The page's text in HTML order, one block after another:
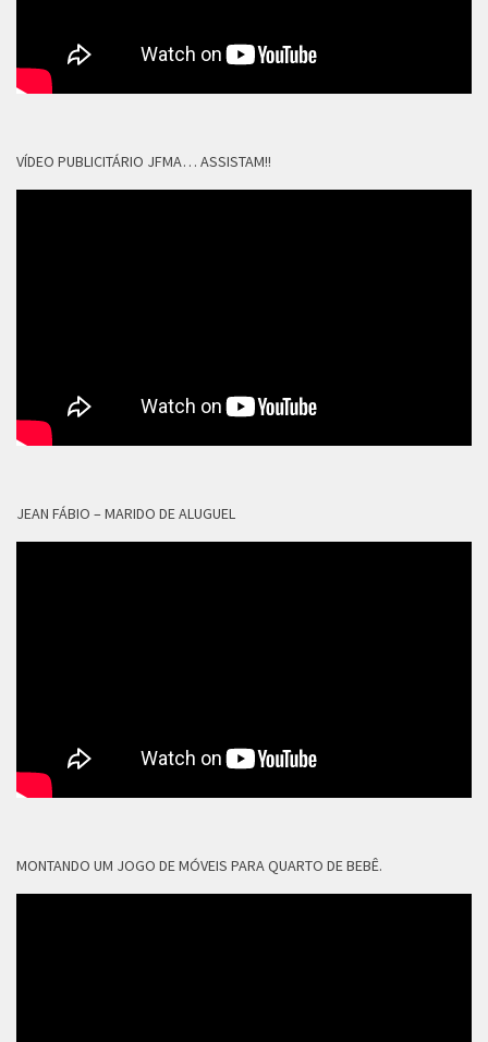
VÍDEO PUBLICITÁRIO JFMA… ASSISTAM!!
JEAN FÁBIO – MARIDO DE ALUGUEL
MONTANDO UM JOGO DE MÓVEIS PARA QUARTO DE BEBÊ.